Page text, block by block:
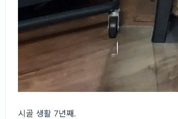
시골 생활 7년째.